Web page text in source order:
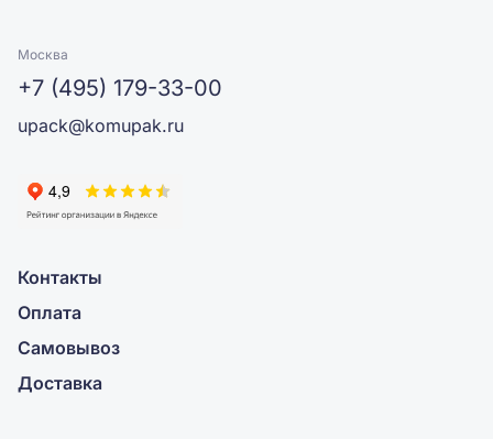
Москва
+7 (495) 179-33-00
upack@komupak.ru
Контакты
Оплата
Самовывоз
Доставка